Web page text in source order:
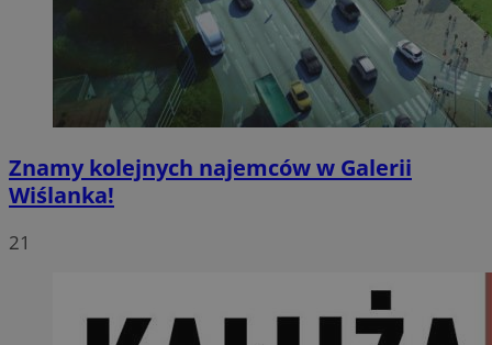
Znamy kolejnych najemców w Galerii
Wiślanka!
21